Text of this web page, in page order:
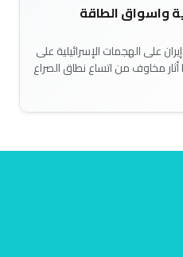
واسواق الطاقة
على الهجمات الإسرائيلية على
أثار مخاوف من اتساع نطاق الصراع
كالذهب ولذلك ارتفعت
قبل ورود تحديثات حول هدنة
بشأن الرسوم الجمركية..